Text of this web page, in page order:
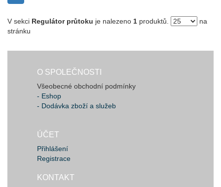
V sekci Regulátor průtoku je nalezeno 1 produktů.
na
stránku
O SPOLEČNOSTI
Všeobecné obchodní podmínky
- Eshop
- Dodávka zboží a služeb
ÚČET
Přihlášení
Registrace
KONTAKT